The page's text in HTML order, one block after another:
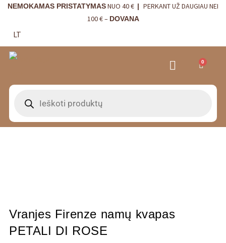
NEMOKAMAS PRISTATYMASNUO 40 € | PERKANT UŽ DAUGIAU NEI
100 € – DOVANA
LT
0
Vranjes Firenze namų kvapas
PETALI DI ROSE